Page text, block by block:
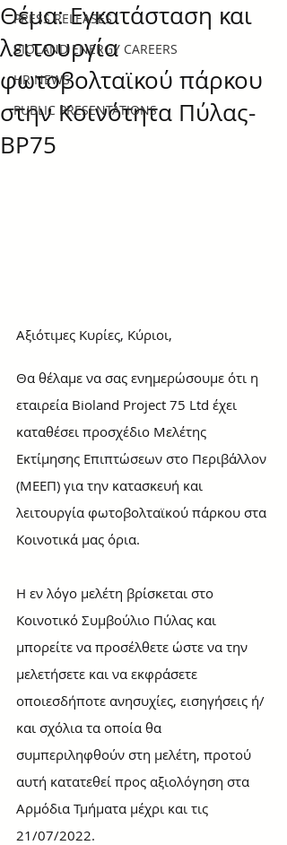
PRESS RELEASES
BIOLAND ENERGY CAREERS
HR NEWS
PUBLIC PRESENTATIONS
Θέμα: Εγκατάσταση και
λειτουργία
φωτοβολταϊκού πάρκου
στην Κοινότητα Πύλας-
BP75
Αξιότιμες Κυρίες, Kύριοι,
Θα θέλαμε να σας ενημερώσουμε ότι η
εταιρεία Bioland Project 75 Ltd έχει
καταθέσει προσχέδιο Μελέτης
Εκτίμησης Επιπτώσεων στο Περιβάλλον
(ΜΕΕΠ) για την κατασκευή και
λειτουργία φωτοβολταϊκού πάρκου στα
Κοινοτικά μας όρια.
Η εν λόγο μελέτη βρίσκεται στο
Κοινοτικό Συμβούλιο Πύλας και
μπορείτε να προσέλθετε ώστε να την
μελετήσετε και να εκφράσετε
οποιεσδήποτε ανησυχίες, εισηγήσεις ή/
και σχόλια τα οποία θα
συμπεριληφθούν στη μελέτη, προτού
αυτή κατατεθεί προς αξιολόγηση στα
Αρμόδια Τμήματα μέχρι και τις
21/07/2022.